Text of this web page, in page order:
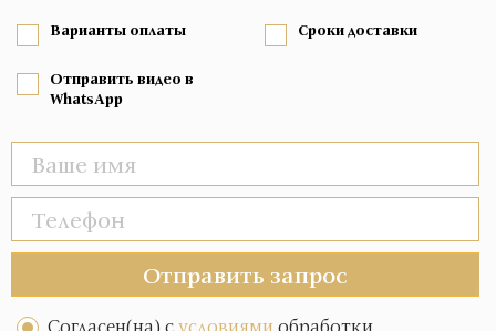
Варианты оплаты Сроки доставки
Отправить видео в
WhatsApp
Отправить запрос